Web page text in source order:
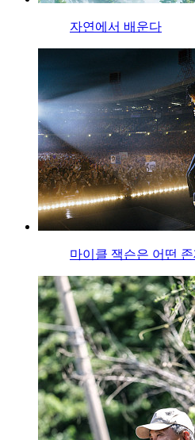
자연에서 배운다
마이클 잭슨은 어떤